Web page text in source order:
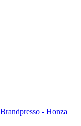
Brandpresso - Honza